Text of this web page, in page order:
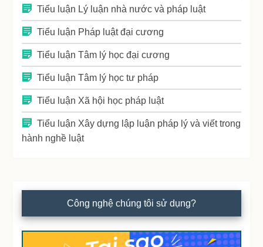
Tiểu luận Lý luận nhà nước và pháp luật
Tiểu luận Pháp luật đại cương
Tiểu luận Tâm lý học đại cương
Tiểu luận Tâm lý học tư pháp
Tiểu luận Xã hội học pháp luật
Tiểu luận Xây dựng lập luận pháp lý và viết trong
hành nghề luật
Công nghệ chúng tôi sử dụng?